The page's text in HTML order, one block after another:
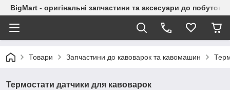
BigMart - оригінальні запчастини та аксесуари до побутової
Товари Запчастини до кавоварок та кавомашин
Термостати датчики для кавоварок